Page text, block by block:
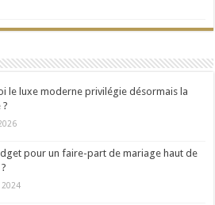
le luxe moderne privilégie désormais la
?
pour un faire-part de mariage haut de
2024